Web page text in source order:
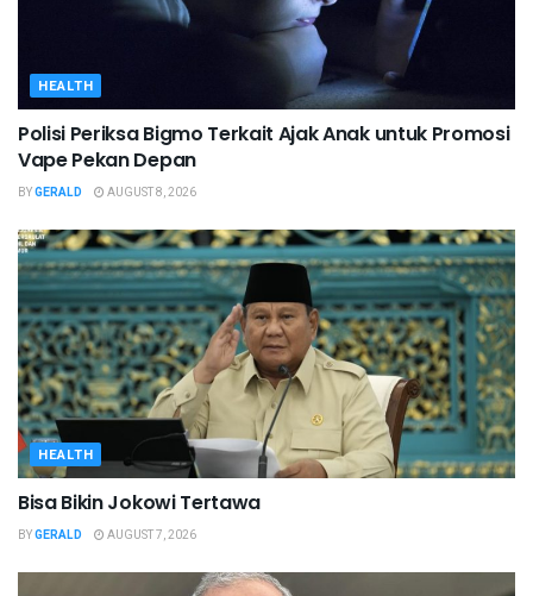
HEALTH
Polisi Periksa Bigmo Terkait Ajak Anak untuk Promosi
Vape Pekan Depan
BYGERALD AUGUST 8, 2026
HEALTH
Bisa Bikin Jokowi Tertawa
BYGERALD AUGUST 7, 2026